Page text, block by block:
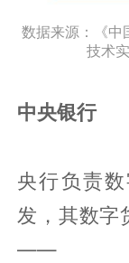
数据来源：《中
技术
中央银行
央行负责
发，其数字
——